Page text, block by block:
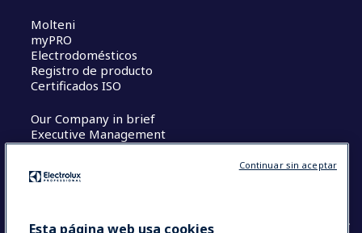
Molteni
myPRO
Electrodomésticos
Registro de producto
Certificados ISO
Our Company in brief
Executive Management
Oportunidades Profesionales
Términos y Condiciones
Esta página web usa cookies
Continuar sin aceptar